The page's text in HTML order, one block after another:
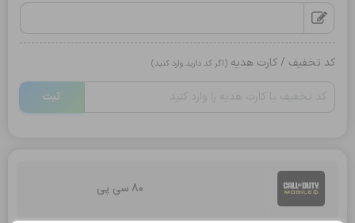
کد تخفیف / کارت هدیه(اگر کد دارید وارد کنید)
ثبت
80 سی پی